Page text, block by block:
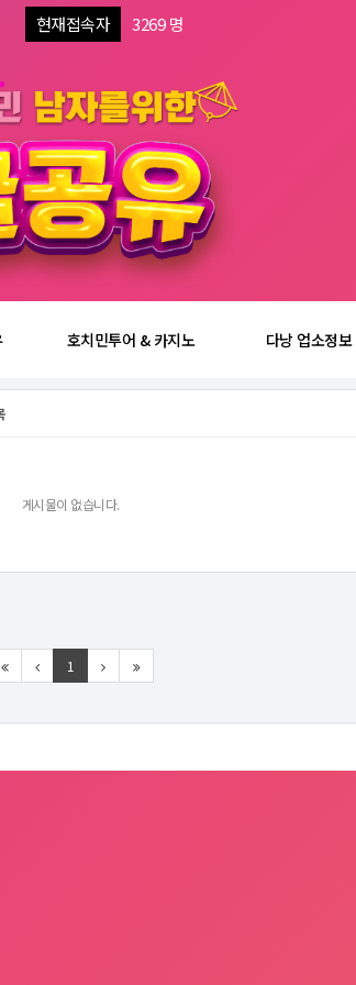
현재접속자 3269 명
호치민투어 & 카지노 다낭 업소정보
게시물이 없습니다.
1